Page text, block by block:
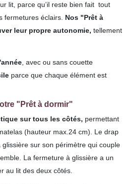
lit, parce qu’il reste bien fait tout
fermetures éclairs. Nos "Prêt à
leur propre autonomie, tellement
, avec ou sans couette
parce que chaque élément est
"Prêt à dormir"
sur tous les côtés, permettant
(hauteur max.24 cm). Le drap
sur son périmètre qui couple
La fermeture à glissière a un
au lit des deux côtés.